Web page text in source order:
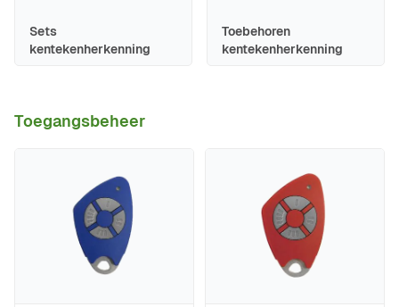
Sets
kentekenherkenning
Toebehoren
kentekenherkenning
Toegangsbeheer